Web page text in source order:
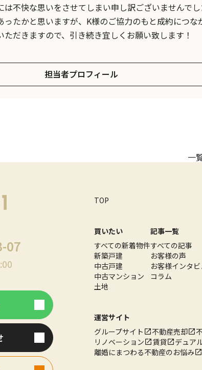
不快な思いをさせてしまい申し訳ございませんでし
たかと思いますが、K様のご協力のもと成約につな
だきますので、引き続き宜しくお願い致します！
担当者プロフィール
一
07
TOP
買いたい
すべての新着物件
新築戸建
中古戸建
中古マンション
土地
記事一覧
すべての記事
お客様の声
お客様インタ
コラム
運営サイト
グループサイト
不動産売却
リノベーション
賃貸
デュア
離婚にまつわる不動産のお悩み